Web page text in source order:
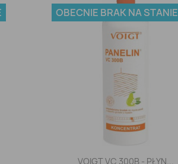
Szybki podgląd
VOIGT VC 300B - PŁYN...
OBECNIE BRAK NA STANIE